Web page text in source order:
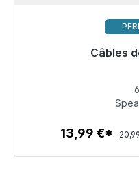
Câbles
Prêt à être
13,99 €*